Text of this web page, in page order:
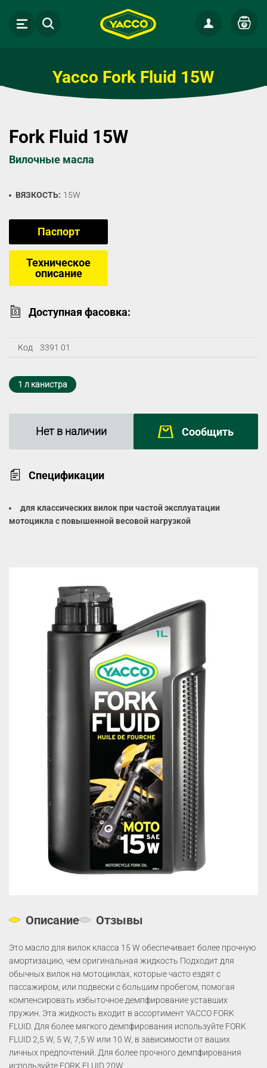
0
Yacco Fork Fluid 15W
Fork Fluid 15W
Вилочные масла
ВЯЗКОСТЬ: 15W
Паспорт
Техническое
описание
Доступная фасовка:
Код 3391 01
1 л канистра
Нет в наличии Сообщить
Спецификации
для классических вилок при частой эксплуатации
мотоцикла с повышенной весовой нагрузкой
Описание Отзывы
Это масло для вилок класса 15 W обеспечивает более прочную
амортизацию, чем оригинальная жидкость Подходит для
обычных вилок на мотоциклах, которые часто ездят с
пассажиром, или подвески с большим пробегом, помогая
компенсировать избыточное демпфирование уставших
пружин. Эта жидкость входит в ассортимент YACCO FORK
FLUID. Для более мягкого демпфирования используйте FORK
FLUID 2,5 W, 5 W, 7,5 W или 10 W, в зависимости от ваших
личных предпочтений. Для более прочного демпфирования
используйте FORK FLUID 20W.